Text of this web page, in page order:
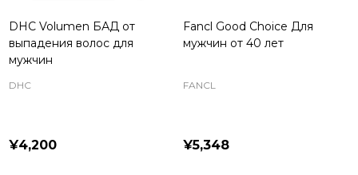
DHC Volumen БАД от
выпадения волос для
мужчин
DHC
¥4,200
Fancl Good Choice Для
мужчин от 40 лет
FANCL
¥5,348